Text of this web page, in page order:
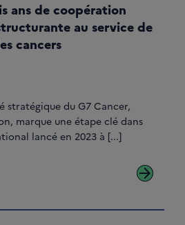
ans de coopération
au service de
cancers
stratégique du G7 Cancer,
marque une étape clé dans
lancé en 2023 à [...]
arrow_forward